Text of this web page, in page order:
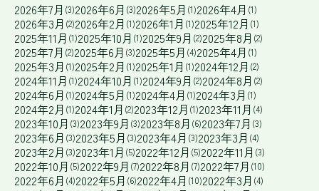
2026年7月 (3)2026年6月 (3)2026年5月 (1)2026年4月 (1)
2026年3月 (2)2026年2月 (1)2026年1月 (1)2025年12月 (1)
2025年11月 (1)2025年10月 (1)2025年9月 (2)2025年8月 (2)
2025年7月 (2)2025年6月 (3)2025年5月 (4)2025年4月 (1)
2025年3月 (1)2025年2月 (1)2025年1月 (1)2024年12月 (2)
2024年11月 (1)2024年10月 (1)2024年9月 (2)2024年8月 (2)
2024年6月 (1)2024年5月 (1)2024年4月 (1)2024年3月 (1)
2024年2月 (1)2024年1月 (2)2023年12月 (1)2023年11月 (4)
2023年10月 (3)2023年9月 (3)2023年8月 (6)2023年7月 (3)
2023年6月 (3)2023年5月 (3)2023年4月 (3)2023年3月 (4)
2023年2月 (3)2023年1月 (5)2022年12月 (5)2022年11月 (3)
2022年10月 (5)2022年9月 (7)2022年8月 (7)2022年7月 (10)
2022年6月 (4)2022年5月 (6)2022年4月 (10)2022年3月 (4)